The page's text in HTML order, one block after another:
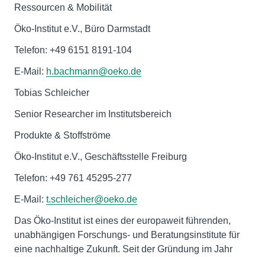
Ressourcen & Mobilität
Öko-Institut e.V., Büro Darmstadt
Telefon: +49 6151 8191-104
E-Mail: h.bachmann@oeko.de
Tobias Schleicher
Senior Researcher im Institutsbereich
Produkte & Stoffströme
Öko-Institut e.V., Geschäftsstelle Freiburg
Telefon: +49 761 45295-277
E-Mail: t.schleicher@oeko.de
Das Öko-Institut ist eines der europaweit führenden,
unabhängigen Forschungs- und Beratungsinstitute für
eine nachhaltige Zukunft. Seit der Gründung im Jahr